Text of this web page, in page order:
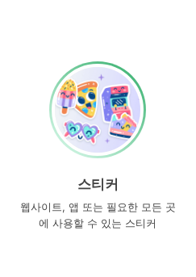
스티커
웹사이트, 앱 또는 필요한 모든 곳
에 사용할 수 있는 스티커